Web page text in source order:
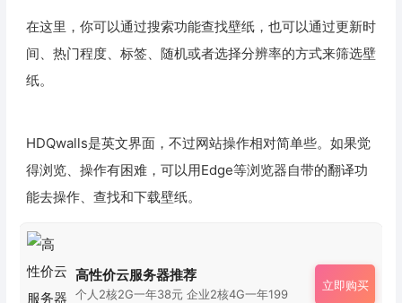
在这里，你可以通过搜索功能查找壁纸，也可以通过更新时
间、热门程度、标签、随机或者选择分辨率的方式来筛选壁
纸。
HDQwalls是英文界面，不过网站操作相对简单些。如果觉
得浏览、操作有困难，可以用Edge等浏览器自带的翻译功
能去操作、查找和下载壁纸。
高性价云服务器推荐
个人2核2G一年38元 企业2核4G一年199
立即购买